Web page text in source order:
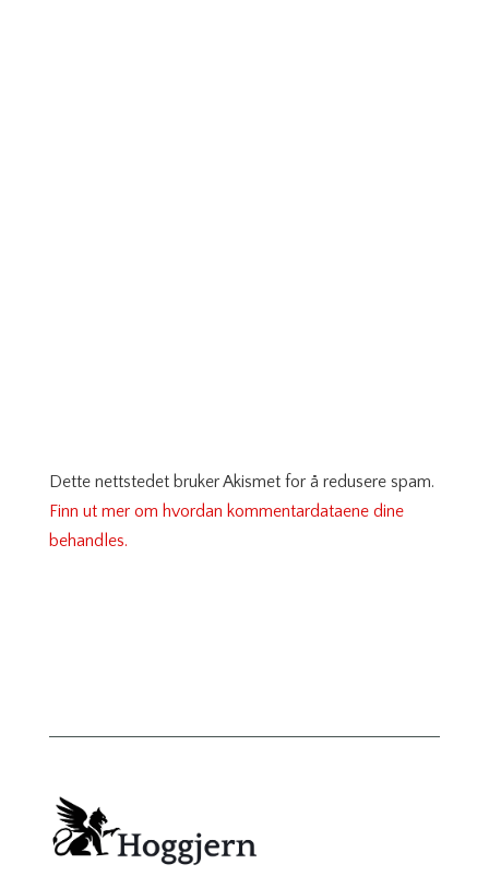
Dette nettstedet bruker Akismet for å redusere spam.
Finn ut mer om hvordan kommentardataene dine
behandles.